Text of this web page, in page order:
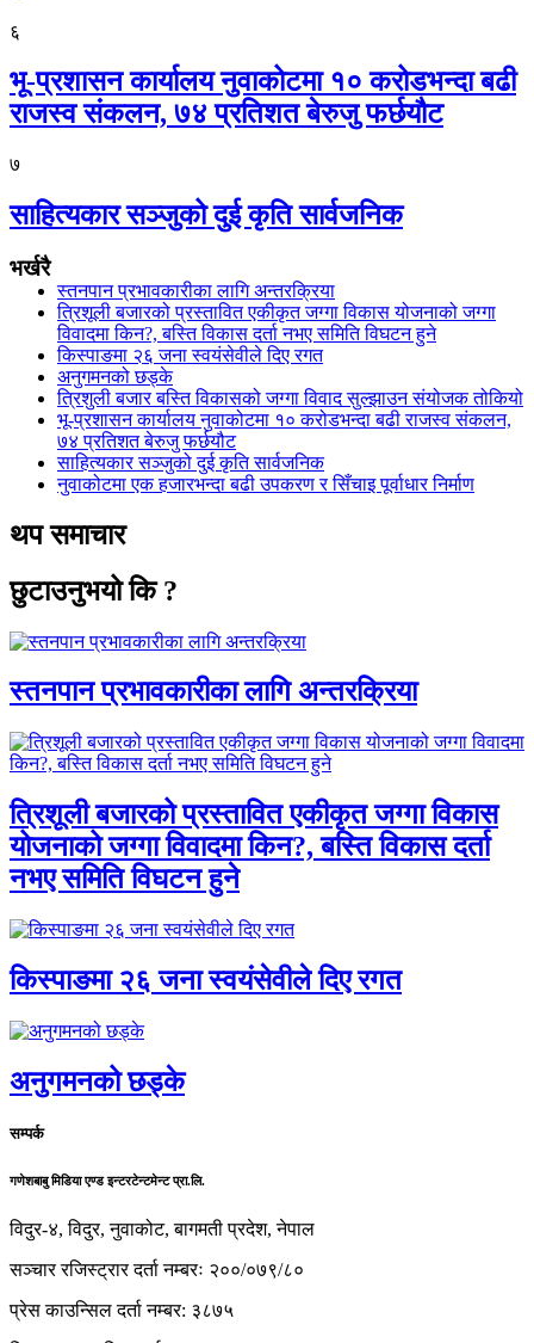
६
भू-प्रशासन कार्यालय नुवाकोटमा १० करोडभन्दा बढी
राजस्व संकलन, ७४ प्रतिशत बेरुजु फर्छयौट
७
साहित्यकार सञ्जुको दुई कृति सार्वजनिक
भर्खरै
स्तनपान प्रभावकारीका लागि अन्तरक्रिया
त्रिशूली बजारको प्रस्तावित एकीकृत जग्गा विकास योजनाको जग्गा
विवादमा किन?, बस्ति विकास दर्ता नभए समिति विघटन हुने
किस्पाङमा २६ जना स्वयंसेवीले दिए रगत
अनुगमनको छड्के
त्रिशुली बजार बस्ति विकासको जग्गा विवाद सुल्झाउन संयोजक तोकियो
भू-प्रशासन कार्यालय नुवाकोटमा १० करोडभन्दा बढी राजस्व संकलन,
७४ प्रतिशत बेरुजु फर्छयौट
साहित्यकार सञ्जुको दुई कृति सार्वजनिक
नुवाकोटमा एक हजारभन्दा बढी उपकरण र सिँचाइ पूर्वाधार निर्माण
थप समाचार
छुटाउनुभयो कि ?
स्तनपान प्रभावकारीका लागि अन्तरक्रिया
त्रिशूली बजारको प्रस्तावित एकीकृत जग्गा विकास
योजनाको जग्गा विवादमा किन?, बस्ति विकास दर्ता
नभए समिति विघटन हुने
किस्पाङमा २६ जना स्वयंसेवीले दिए रगत
अनुगमनको छड्के
सम्पर्क
गणेशबाबु मिडिया एण्ड इन्टरटेन्टमेन्ट प्रा.लि.
विदुर-४, विदुर, नुवाकोट, बागमती प्रदेश, नेपाल
सञ्चार रजिस्ट्रार दर्ता नम्बरः २००/०७९/८०
प्रेस काउन्सिल दर्ता नम्बर: ३८७५